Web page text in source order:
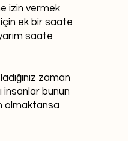
izin vermek
ek bir saate
saate
zaman
insanlar bunun
olmaktansa